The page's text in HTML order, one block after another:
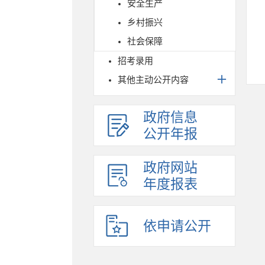
安全生产
乡村振兴
社会保障
招考录用
其他主动公开内容
政府信息
公开年报
政府网站
年度报表
依申请公开